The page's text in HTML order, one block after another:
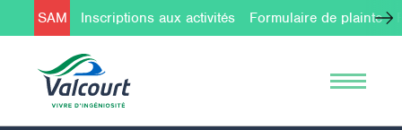
SAM Inscriptions aux activités Formulaire de plainte